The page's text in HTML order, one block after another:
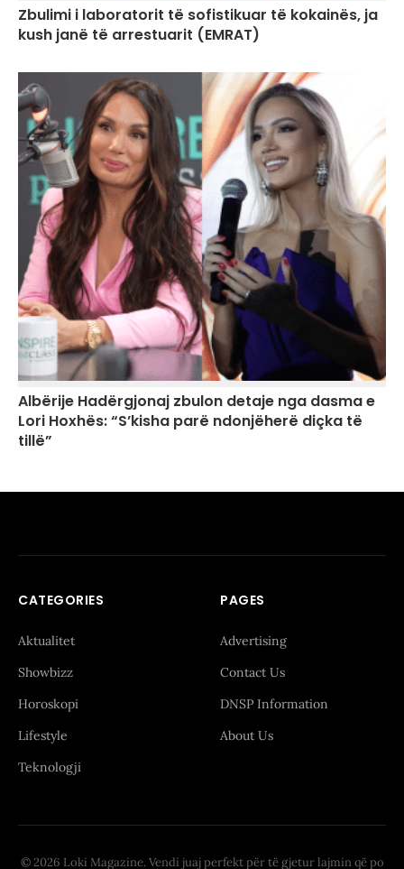
Zbulimi i laboratorit të sofistikuar të kokainës, ja
kush janë të arrestuarit (EMRAT)
Albërije Hadërgjonaj zbulon detaje nga dasma e
Lori Hoxhës: “S’kisha parë ndonjëherë diçka të
tillë”
CATEGORIES
Aktualitet
Showbizz
Horoskopi
Lifestyle
Teknologji
PAGES
Advertising
Contact Us
DNSP Information
About Us
© 2026 Loki Magazine. Vendi juaj perfekt për të gjetur lajmin që po